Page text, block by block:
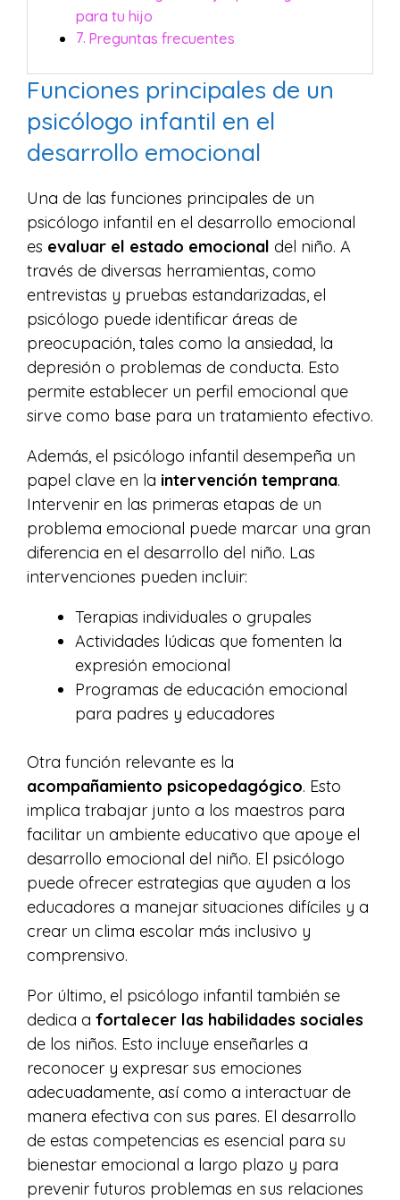
para tu hijo
Preguntas frecuentes
Funciones principales de un
psicólogo infantil en el
desarrollo emocional
Una de las funciones principales de un
psicólogo infantil en el desarrollo emocional
es evaluar el estado emocional del niño. A
través de diversas herramientas, como
entrevistas y pruebas estandarizadas, el
psicólogo puede identificar áreas de
preocupación, tales como la ansiedad, la
depresión o problemas de conducta. Esto
permite establecer un perfil emocional que
sirve como base para un tratamiento efectivo.
Además, el psicólogo infantil desempeña un
papel clave en la intervención temprana.
Intervenir en las primeras etapas de un
problema emocional puede marcar una gran
diferencia en el desarrollo del niño. Las
intervenciones pueden incluir:
Terapias individuales o grupales
Actividades lúdicas que fomenten la
expresión emocional
Programas de educación emocional
para padres y educadores
Otra función relevante es la
acompañamiento psicopedagógico. Esto
implica trabajar junto a los maestros para
facilitar un ambiente educativo que apoye el
desarrollo emocional del niño. El psicólogo
puede ofrecer estrategias que ayuden a los
educadores a manejar situaciones difíciles y a
crear un clima escolar más inclusivo y
comprensivo.
Por último, el psicólogo infantil también se
dedica a fortalecer las habilidades sociales
de los niños. Esto incluye enseñarles a
reconocer y expresar sus emociones
adecuadamente, así como a interactuar de
manera efectiva con sus pares. El desarrollo
de estas competencias es esencial para su
bienestar emocional a largo plazo y para
prevenir futuros problemas en sus relaciones